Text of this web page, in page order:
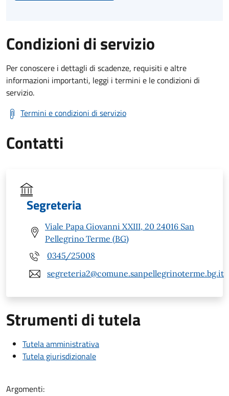
Condizioni di servizio
Per conoscere i dettagli di scadenze, requisiti e altre
informazioni importanti, leggi i termini e le condizioni di
servizio.
Termini e condizioni di servizio
Contatti
Segreteria
Viale Papa Giovanni XXIII, 20 24016 San
Pellegrino Terme (BG)
0345/25008
segreteria2@comune.sanpellegrinoterme.bg.it
Strumenti di tutela
Tutela amministrativa
Tutela giurisdizionale
Argomenti: